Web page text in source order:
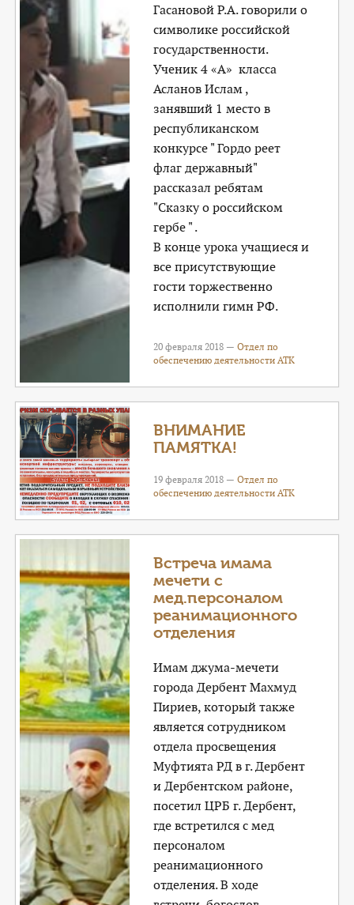
Гасановой Р.А. говорили о
символике российской
государственности.
Ученик 4 «А» класса
Асланов Ислам ,
занявший 1 место в
республиканском
конкурсе " Гордо реет
флаг державный"
рассказал ребятам
"Сказку о российском
гербе " .
В конце урока учащиеся и
все присутствующие
гости торжественно
исполнили гимн РФ.
20 февраля 2018 —Отдел по
обеспечению деятельности АТК
ВНИМАНИЕ
ПАМЯТКА!
19 февраля 2018 —Отдел по
обеспечению деятельности АТК
Встреча имама
мечети с
мед.персоналом
реанимационного
отделения
Имам джума-мечети
города Дербент Махмуд
Пириев, который также
является сотрудником
отдела просвещения
Муфтията РД в г. Дербент
и Дербентском районе,
посетил ЦРБ г. Дербент,
где встретился с мед
персоналом
реанимационного
отделения. В ходе